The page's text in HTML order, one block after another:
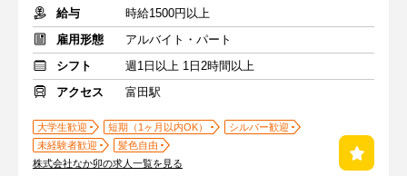
給与
時給1500円以上
雇用形態
アルバイト・パート
シフト
週1日以上 1日2時間以上
アクセス
富田駅
大学生歓迎 短期（1ヶ月以内OK）
シルバー歓迎
未経験者歓迎
髪色自由
株式会社なか卯の求人一覧を見る